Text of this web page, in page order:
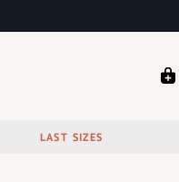
LAST SIZES